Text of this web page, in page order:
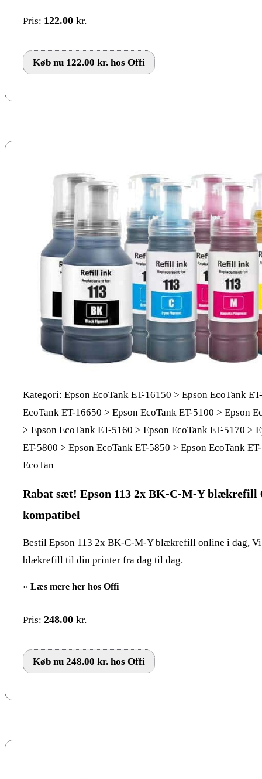
Pris: 122.00 kr.
Køb nu 122.00 kr. hos Offi
Kategori: Epson EcoTank ET-16150 > Epson EcoTank
EcoTank ET-16650 > Epson EcoTank ET-5100 > Epson
> Epson EcoTank ET-5160 > Epson EcoTank ET-5170 >
ET-5800 > Epson EcoTank ET-5850 > Epson EcoTank
EcoTan
Rabat sæt! Epson 113 2x BK-C-M-Y blækrefill
kompatibel
Bestil Epson 113 2x BK-C-M-Y blækrefill online i dag,
blækrefill til din printer fra dag til dag.
» Læs mere her hos Offi
Pris: 248.00 kr.
Køb nu 248.00 kr. hos Offi